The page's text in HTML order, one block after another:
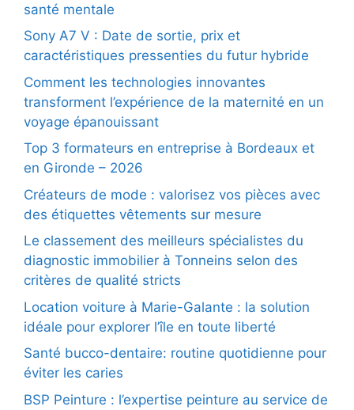
santé mentale
Sony A7 V : Date de sortie, prix et
caractéristiques pressenties du futur hybride
Comment les technologies innovantes
transforment l’expérience de la maternité en un
voyage épanouissant
Top 3 formateurs en entreprise à Bordeaux et
en Gironde – 2026
Créateurs de mode : valorisez vos pièces avec
des étiquettes vêtements sur mesure
Le classement des meilleurs spécialistes du
diagnostic immobilier à Tonneins selon des
critères de qualité stricts
Location voiture à Marie-Galante : la solution
idéale pour explorer l’île en toute liberté
Santé bucco-dentaire: routine quotidienne pour
éviter les caries
BSP Peinture : l’expertise peinture au service de